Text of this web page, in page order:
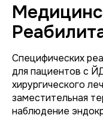
Специфических
для пациентов с
хирургического
заместительная
наблюдение